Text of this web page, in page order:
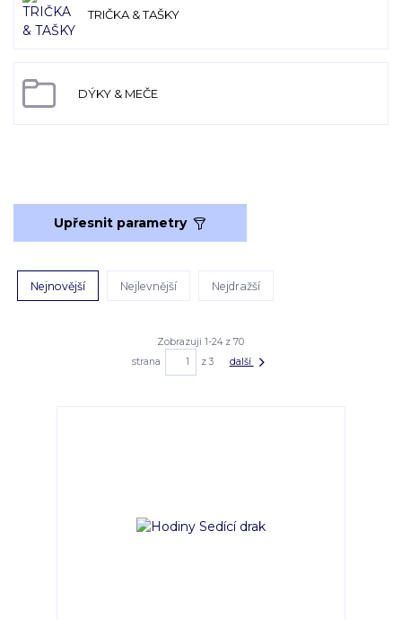
TRIČKA & TAŠKY
DÝKY & MEČE
Upřesnit parametry
Nejnovější Nejlevnější Nejdražší
Zobrazuji 1-24 z 70
strana
z 3 další